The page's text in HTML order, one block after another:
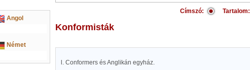
Angol
Német
Címszó: Tartalom:
Konformisták
l. Conformers és Anglikán egyház.